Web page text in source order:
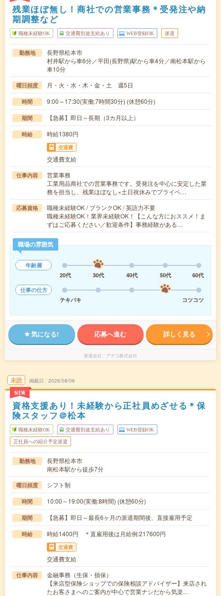
残業ほぼ無し！商社での営業事務＊受発注や納
期調整など
職種未経験OK 交通費別途支給あり WEB登録OK 派遣
勤務地
長野県松本市
村井駅から車6分／平田(長野県)駅から車4分／南松本駅から
車10分
曜日頻度 月・火・水・木・金・土 週5日
時間 9:00～17:30(実働:7時間30分) (休憩60分)
期間 【急募】即日～長期（3カ月以上）
時給 時給1380円
交通費
交通費支給
仕事内容
営業事務
工業用品商社での営業事務です。受発注を中心に安定した業
務を担当し、残業ほぼなし×土日祝休みでプライベ…
応募資格
職種未経験OK / ブランクOK / 英語力不要
職種未経験OK！業界未経験OK！【こんな方におススメ！ま
ずはご応募ください／歓迎条件】事務経験がある…
職場の雰囲気
年齢層
20代
30代 40代 50代
60代
仕事の仕方
テキパキ
コツコツ
気になる! 応募へ進む 詳しく見る
派遣会社 アデコ株式会社
未読
NEW
掲載日 2026/08/06
資格支援あり！未経験から正社員めざせる＊保
険スタッフ＠松本
職種未経験OK 交通費別途支給あり WEB登録OK
正社員への紹介予定派遣
勤務地
長野県松本市
南松本駅から徒歩7分
曜日頻度 シフト制
時間 10:00～19:00(実働:8時間) (休憩60分)
期間 【急募】即日～最長6ヶ月の派遣期間後、直接雇用予定
時給 時給1400円 ＊直雇用後は月給例:217600円
交通費
交通費支給
仕事内容
金融事務（生保・損保）
【来店型保険ショップでの保険相談アドバイザー】来店され
たお客さまへのご案内が中心で営業ナシだから気楽…